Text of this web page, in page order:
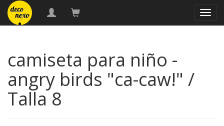
camiseta para niño -
angry birds "ca-caw!" /
Talla 8